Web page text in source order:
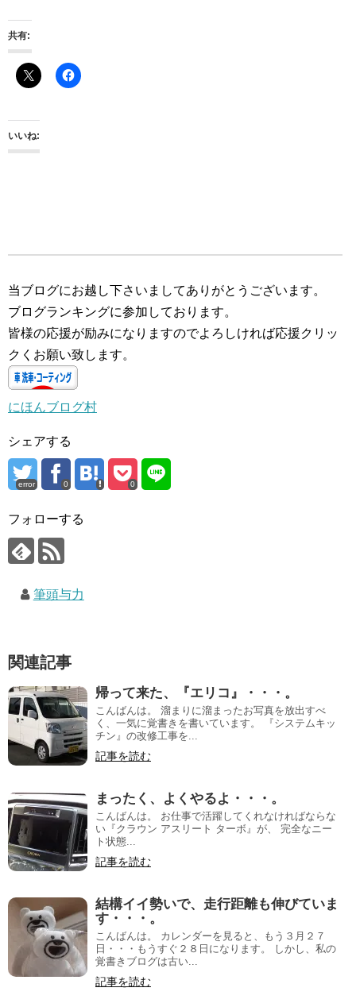
共有:
いいね:
当ブログにお越し下さいましてありがとうございます。
ブログランキングに参加しております。
皆様の応援が励みになりますのでよろしければ応援クリッ
クくお願い致します。
にほんブログ村
シェアする
error 0 0
フォローする
筆頭与力
関連記事
帰って来た、『エリコ』・・・。
こんばんは。 溜まりに溜まったお写真を放出すべ
く、一気に覚書きを書いています。 『システムキッ
チン』の改修工事を...
記事を読む
まったく、よくやるよ・・・。
こんばんは。 お仕事で活躍してくれなければならな
い『クラウン アスリート ターボ』が、 完全なニー
ト状態...
記事を読む
結構イイ勢いで、走行距離も伸びていま
す・・・。
こんばんは。 カレンダーを見ると、もう３月２７
日・・・もうすぐ２８日になります。 しかし、私の
覚書きブログは古い...
記事を読む